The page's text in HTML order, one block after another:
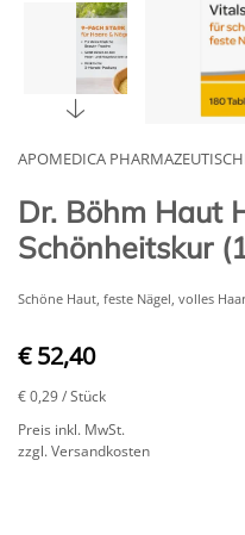
APOMEDICA
Dr. Böhm Haut
Schönheitskur
Schöne Haut, feste Nägel, volles
€ 52,40
€ 0,29/ Stück
Preis inkl. MwSt.
zzgl. Versandkosten